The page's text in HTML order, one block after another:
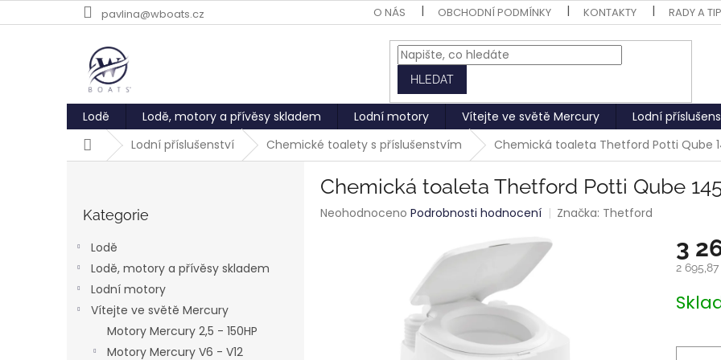
na
pavlina@wboats.cz O NÁS OBCHODNÍ PODMÍNKY KONTAKTY RADY A
HLEDAT
Lodě Lodě, motory a přívěsy skladem Lodní motory Vítejte ve světě Mercury Lodní
DomůLodní příslušenství Chemické toalety s příslušenstvím Chemická toaleta Thetford Potti Qube
kategorie
Kategorie
Lodě
Lodě, motory a přívěsy skladem
Lodní motory
Vítejte ve světě Mercury
Motory Mercury 2,5 - 150HP
Motory Mercury V6 - V12
Chemická toaleta Thetford Potti Qube
Průměrné
Neohodnoceno Podrobnosti hodnocení Značka: Thetford
3
2
cena: